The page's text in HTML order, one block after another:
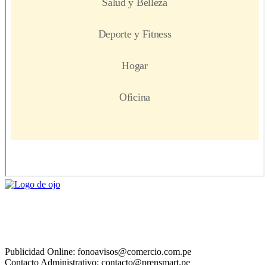
Publicidad Online: fonoavisos@comercio.com.pe
Contacto Administrativo: contacto@prensmart.pe